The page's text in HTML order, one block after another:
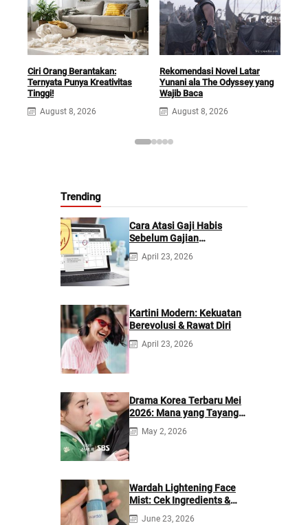
Ciri Orang Berantakan:
Ternyata Punya Kreativitas
Tinggi!
August 8, 2026
Rekomendasi Novel Latar
Yunani ala The Odyssey yang
Wajib Baca
August 8, 2026
Trending
Cara Atasi Gaji Habis
Sebelum Gajian
Berikutnya
April 23, 2026
Kartini Modern: Kekuatan
Berevolusi & Rawat Diri
April 23, 2026
Drama Korea Terbaru Mei
2026: Mana yang Tayang
di Netflix?
May 2, 2026
Wardah Lightening Face
Mist: Cek Ingredients &
Manfaatnya
June 23, 2026